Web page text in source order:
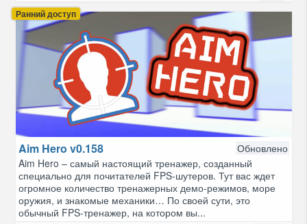
Ранний доступ
Aim Hero v0.158
Обновлено
Aim Hero – самый настоящий тренажер, созданный
специально для почитателей FPS-шутеров. Тут вас ждет
огромное количество тренажерных демо-режимов, море
оружия, и знакомые механики… По своей сути, это
обычный FPS-тренажер, на котором вы...